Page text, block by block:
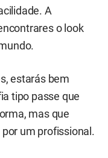
A
o look
estarás bem
tipo passe que
mas que
um profissional.